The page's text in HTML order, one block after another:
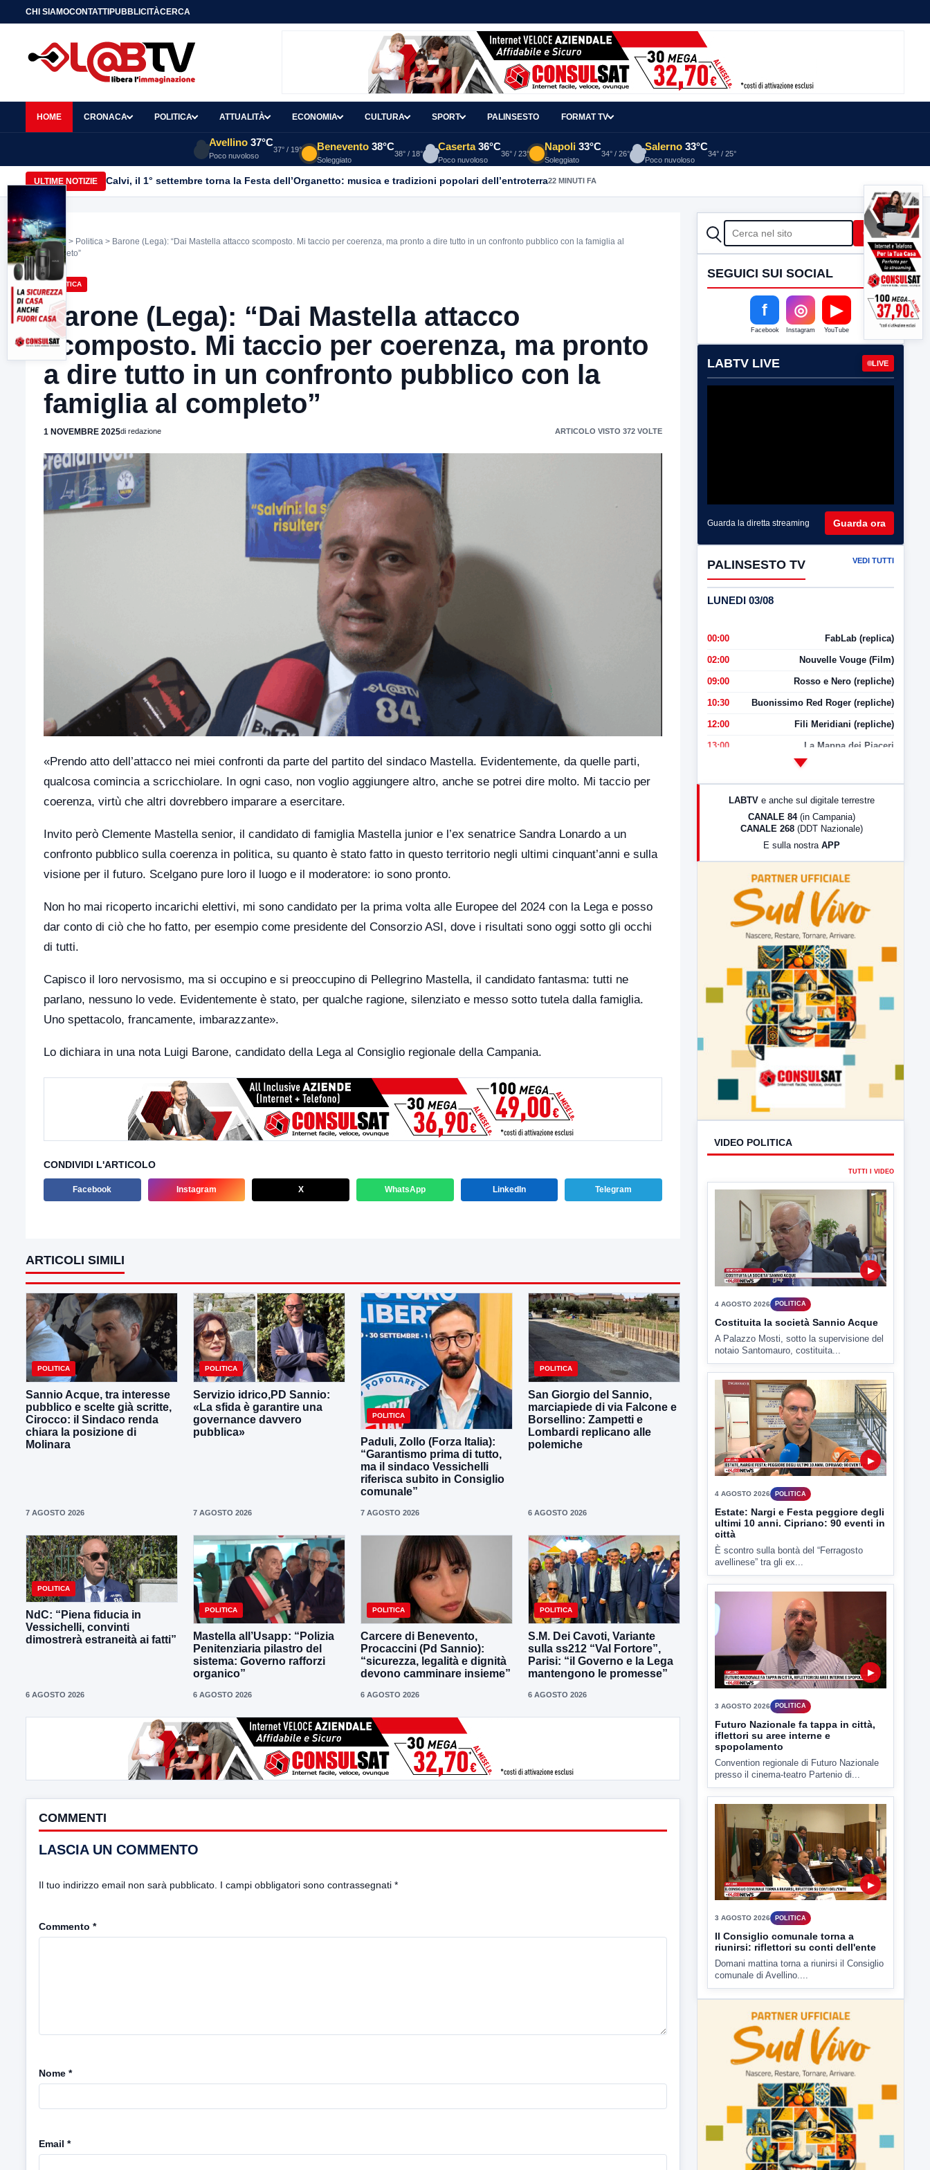
CHI SIAMOCONTATTIPUBBLICITÀCERCA
HOME CRONACA POLITICA ATTUALITÀ ECONOMIA CULTURA SPORT PALINSESTO FORMAT TV
Avellino 37°C
Poco nuvoloso
37° / 19° Benevento 38°C
Soleggiato
38° / 18°
Caserta 36°C
Poco nuvoloso
36° / 23°
Napoli 33°C
Soleggiato
34° / 26°
Salerno 33°C
Poco nuvoloso
34° / 25°
ULTIME NOTIZIE Calvi, il 1° settembre torna la Festa dell’Organetto: musica e tradizioni popolari dell’entroterra22 MINUTI FA
Home > Politica > Barone (Lega): “Dai Mastella attacco scomposto. Mi taccio per coerenza, ma pronto a dire tutto in un confronto pubblico con la famiglia al
completo”
POLITICA
Barone (Lega): “Dai Mastella attacco
scomposto. Mi taccio per coerenza, ma pronto
a dire tutto in un confronto pubblico con la
famiglia al completo”
1 NOVEMBRE 2025di redazione ARTICOLO VISTO 372 VOLTE
«Prendo atto dell’attacco nei miei confronti da parte del partito del sindaco Mastella. Evidentemente, da quelle parti,
qualcosa comincia a scricchiolare. In ogni caso, non voglio aggiungere altro, anche se potrei dire molto. Mi taccio per
coerenza, virtù che altri dovrebbero imparare a esercitare.
Invito però Clemente Mastella senior, il candidato di famiglia Mastella junior e l’ex senatrice Sandra Lonardo a un
confronto pubblico sulla coerenza in politica, su quanto è stato fatto in questo territorio negli ultimi cinquant’anni e sulla
visione per il futuro. Scelgano pure loro il luogo e il moderatore: io sono pronto.
Non ho mai ricoperto incarichi elettivi, mi sono candidato per la prima volta alle Europee del 2024 con la Lega e posso
dar conto di ciò che ho fatto, per esempio come presidente del Consorzio ASI, dove i risultati sono oggi sotto gli occhi
di tutti.
Capisco il loro nervosismo, ma si occupino e si preoccupino di Pellegrino Mastella, il candidato fantasma: tutti ne
parlano, nessuno lo vede. Evidentemente è stato, per qualche ragione, silenziato e messo sotto tutela dalla famiglia.
Uno spettacolo, francamente, imbarazzante».
Lo dichiara in una nota Luigi Barone, candidato della Lega al Consiglio regionale della Campania.
CONDIVIDI L'ARTICOLO
Facebook Instagram X WhatsApp LinkedIn Telegram
ARTICOLI SIMILI
POLITICA
Sannio Acque, tra interesse
pubblico e scelte già scritte,
Cirocco: il Sindaco renda
chiara la posizione di
Molinara
7 AGOSTO 2026
POLITICA
Servizio idrico,PD Sannio:
«La sfida è garantire una
governance davvero
pubblica»
7 AGOSTO 2026
POLITICA
Paduli, Zollo (Forza Italia):
“Garantismo prima di tutto,
ma il sindaco Vessichelli
riferisca subito in Consiglio
comunale”
7 AGOSTO 2026
POLITICA
San Giorgio del Sannio,
marciapiede di via Falcone e
Borsellino: Zampetti e
Lombardi replicano alle
polemiche
6 AGOSTO 2026
POLITICA
NdC: “Piena fiducia in
Vessichelli, convinti
dimostrerà estraneità ai fatti”
6 AGOSTO 2026
POLITICA
Mastella all’Usapp: “Polizia
Penitenziaria pilastro del
sistema: Governo rafforzi
organico”
6 AGOSTO 2026
POLITICA
Carcere di Benevento,
Procaccini (Pd Sannio):
“sicurezza, legalità e dignità
devono camminare insieme”
6 AGOSTO 2026
POLITICA
S.M. Dei Cavoti, Variante
sulla ss212 “Val Fortore”,
Parisi: “il Governo e la Lega
mantengono le promesse”
6 AGOSTO 2026
COMMENTI
LASCIA UN COMMENTO
Il tuo indirizzo email non sarà pubblicato. I campi obbligatori sono contrassegnati *
Commento *
Nome *
Email *
CERCA Cerca
SEGUICI SUI SOCIAL
f
Facebook
◎
Instagram
▶
YouTube
LABTV LIVE LIVE
Guarda la diretta streaming Guarda ora
PALINSESTO TV VEDI TUTTI
LUNEDI 03/08
00:00 FabLab (replica)
02:00 Nouvelle Vouge (Film)
09:00 Rosso e Nero (repliche)
10:30 Buonissimo Red Roger (repliche)
12:00 Fili Meridiani (repliche)
13:00 La Mappa dei Piaceri
LabNews (Diretta)
LabNews (replica)
LABTV e anche sul digitale terrestre
CANALE 84 (in Campania)
CANALE 268 (DDT Nazionale)
E sulla nostra APP
TUTTI I VIDEO
▶
4 AGOSTO 2026 POLITICA
Costituita la società Sannio Acque
A Palazzo Mosti, sotto la supervisione del
notaio Santomauro, costituita...
▶
4 AGOSTO 2026 POLITICA
Estate: Nargi e Festa peggiore degli
ultimi 10 anni. Cipriano: 90 eventi in
È scontro sulla bontà del “Ferragosto
avellinese” tra gli ex...
3 AGOSTO 2026 POLITICA
Futuro Nazionale fa tappa in città,
iflettori su aree interne e
Convention regionale di Futuro Nazionale
presso il cinema-teatro Partenio di...
3 AGOSTO 2026 POLITICA
Il Consiglio comunale torna a
riunirsi: riflettori su conti dell'ente
Domani mattina torna a riunirsi il Consiglio
comunale di Avellino....